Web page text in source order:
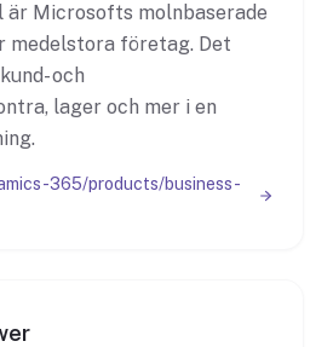
är Microsofts molnbaserade
medelstora företag. Det
och
lager och mer i en
365/products/business-